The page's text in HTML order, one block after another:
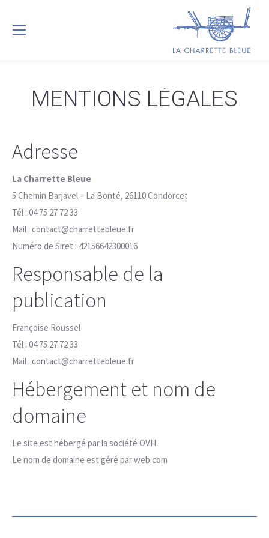
MENTIONS LÉGALES
Adresse
La Charrette Bleue
5 Chemin Barjavel – La Bonté, 26110 Condorcet
Tél : 04 75 27 72 33
Mail : contact@charrettebleue.fr
Numéro de Siret : 42156642300016
Responsable de la
publication
Françoise Roussel
Tél : 04 75 27 72 33
Mail : contact@charrettebleue.fr
Hébergement et nom de
domaine
Le site est hébergé par la société OVH.
Le nom de domaine est géré par web.com